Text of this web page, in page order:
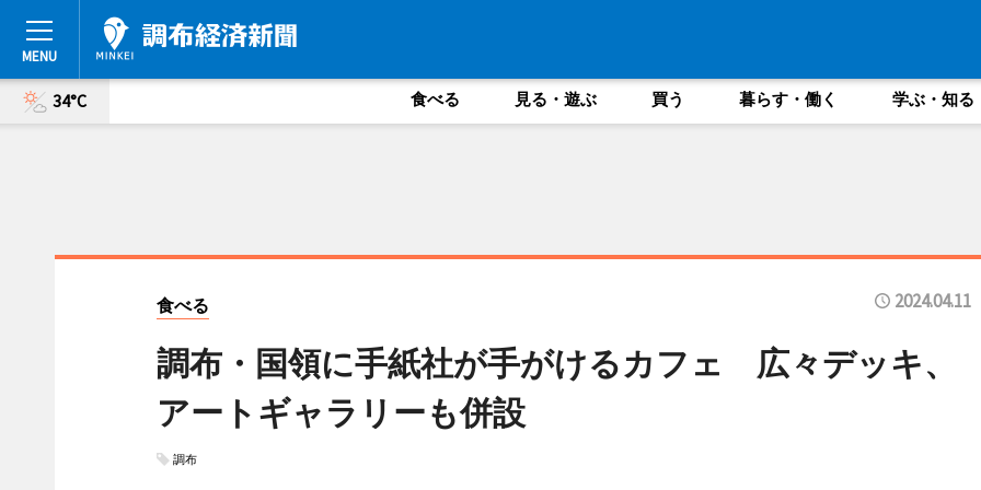
34°C 食べる 見る・遊ぶ 買う 暮らす・働く 学ぶ・知る
食べる 2024.04.11
調布・国領に手紙社が手がけるカフェ 広々デッキ、
アートギャラリーも併設
調布